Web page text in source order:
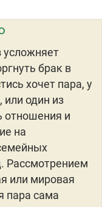
усложняет
брак в
хочет пара, у
или один из
отношения и
на
Рассмотрением
или мировая
пара сама